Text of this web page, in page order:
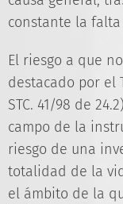
constante la
El riesgo a que
destacado por el
STC. 41/98 de
campo de la
riesgo de una
totalidad de la
el ámbito de la